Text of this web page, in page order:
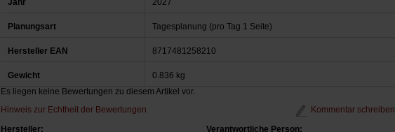
Jahr 2027
Planungsart Tagesplanung (pro Tag 1 Seite)
Hersteller EAN 8717481258210
Gewicht 0.836 kg
Hinweis zur Echtheit der Bewertungen Kommentar schreiben
Es liegen keine Bewertungen zu diesem Artikel vor.
Hersteller:
Verantwortliche Person: